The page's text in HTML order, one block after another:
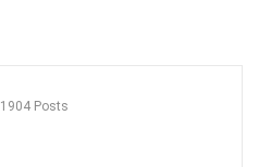
1904 Posts